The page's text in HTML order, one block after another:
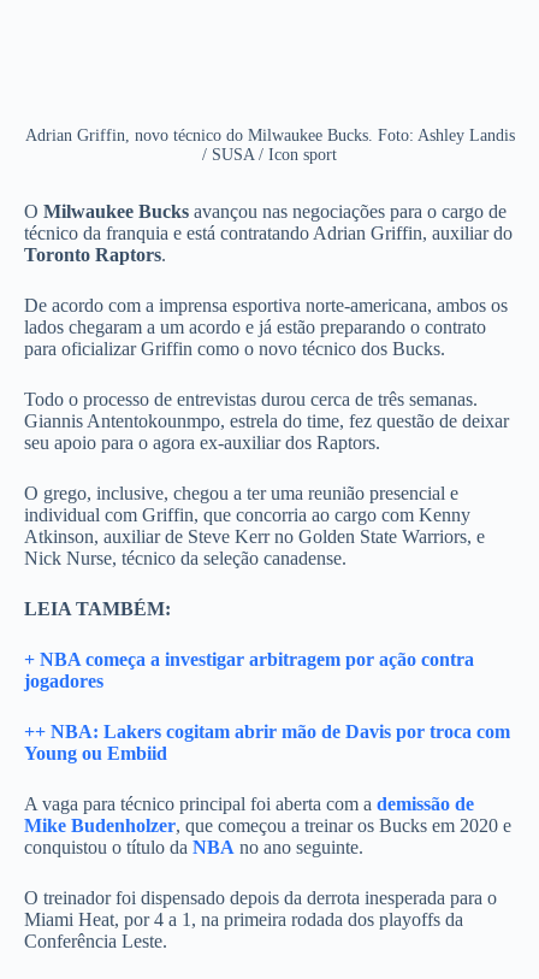
Adrian Griffin, novo técnico do Milwaukee Bucks. Foto: Ashley Landis
/ SUSA / Icon sport
O Milwaukee Bucks avançou nas negociações para o cargo de
técnico da franquia e está contratando Adrian Griffin, auxiliar do
Toronto Raptors.
De acordo com a imprensa esportiva norte-americana, ambos os
lados chegaram a um acordo e já estão preparando o contrato
para oficializar Griffin como o novo técnico dos Bucks.
Todo o processo de entrevistas durou cerca de três semanas.
Giannis Antentokounmpo, estrela do time, fez questão de deixar
seu apoio para o agora ex-auxiliar dos Raptors.
O grego, inclusive, chegou a ter uma reunião presencial e
individual com Griffin, que concorria ao cargo com Kenny
Atkinson, auxiliar de Steve Kerr no Golden State Warriors, e
Nick Nurse, técnico da seleção canadense.
LEIA TAMBÉM:
+ NBA começa a investigar arbitragem por ação contra
jogadores
++ NBA: Lakers cogitam abrir mão de Davis por troca com
Young ou Embiid
A vaga para técnico principal foi aberta com a demissão de
Mike Budenholzer, que começou a treinar os Bucks em 2020 e
conquistou o título da NBA no ano seguinte.
O treinador foi dispensado depois da derrota inesperada para o
Miami Heat, por 4 a 1, na primeira rodada dos playoffs da
Conferência Leste.